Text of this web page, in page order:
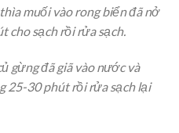
muối vào rong biển đã nở
cho sạch rồi rửa sạch.
gừng đã giã vào nước và
25-30 phút rồi rửa sạch lại